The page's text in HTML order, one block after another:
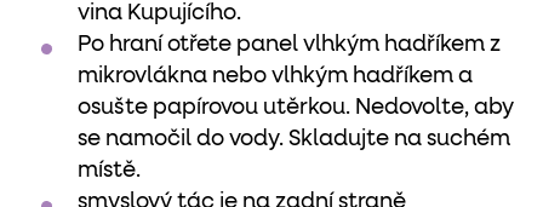
vina Kupujícího.
Po hraní otřete panel vlhkým hadříkem z
mikrovlákna nebo vlhkým hadříkem a
osušte papírovou utěrkou. Nedovolte, aby
se namočil do vody. Skladujte na suchém
místě.
smyslový tác je na zadní straně